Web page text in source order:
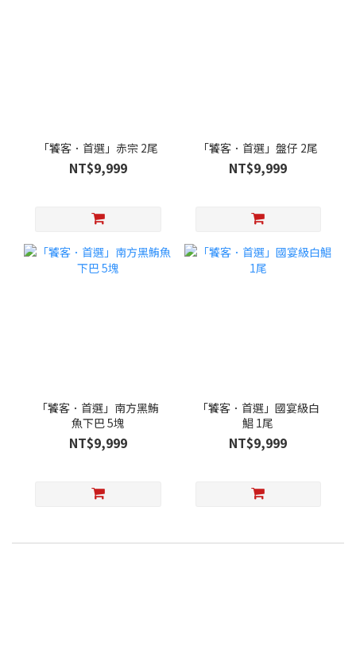
「饕客．首選」赤宗 2尾
NT$9,999
「饕客．首選」盤仔 2尾
NT$9,999
「饕客．首選」南方黑鮪
魚下巴 5塊
NT$9,999
「饕客．首選」國宴級白
鯧 1尾
NT$9,999